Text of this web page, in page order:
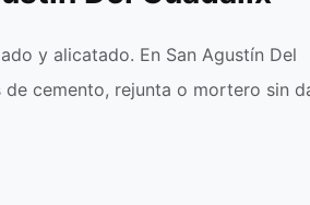
y alicatado. En San Agustín Del
cemento, rejunta o mortero sin